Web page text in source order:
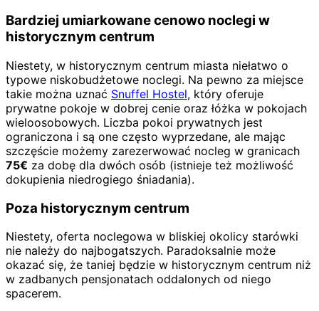
Bardziej umiarkowane cenowo noclegi w
historycznym centrum
Niestety, w historycznym centrum miasta niełatwo o
typowe niskobudżetowe noclegi. Na pewno za miejsce
takie można uznać Snuffel Hostel, który oferuje
prywatne pokoje w dobrej cenie oraz łóżka w pokojach
wieloosobowych. Liczba pokoi prywatnych jest
ograniczona i są one często wyprzedane, ale mając
szczęście możemy zarezerwować nocleg w granicach
75€ za dobę dla dwóch osób (istnieje też możliwość
dokupienia niedrogiego śniadania).
Poza historycznym centrum
Niestety, oferta noclegowa w bliskiej okolicy starówki
nie należy do najbogatszych. Paradoksalnie może
okazać się, że taniej będzie w historycznym centrum niż
w zadbanych pensjonatach oddalonych od niego
spacerem.